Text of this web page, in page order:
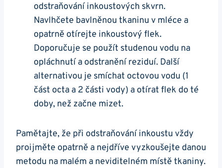
odstraňování inkoustových skvrn.
Navlhčete bavlněnou tkaninu v mléce a
opatrně otírejte inkoustový flek.
Doporučuje se použít studenou vodu na
opláchnutí a odstranění reziduí. Další
alternativou je smíchat octovou vodu (1
část octa a 2 části vody) a otírat flek do té
doby, než začne mizet.
Pamětajte, že při odstraňování inkoustu vždy
proijměte opatrně a nejdříve vyzkoušejte danou
metodu na malém a neviditelném místě tkaniny.